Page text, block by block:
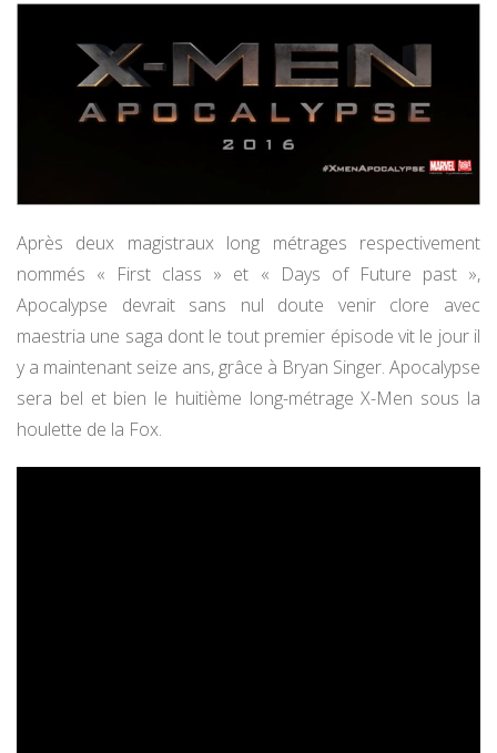
Après deux magistraux long métrages respectivement
nommés « First class » et « Days of Future past »,
Apocalypse devrait sans nul doute venir clore avec
maestria une saga dont le tout premier épisode vit le jour il
y a maintenant seize ans, grâce à Bryan Singer. Apocalypse
sera bel et bien le huitième long-métrage X-Men sous la
houlette de la Fox.